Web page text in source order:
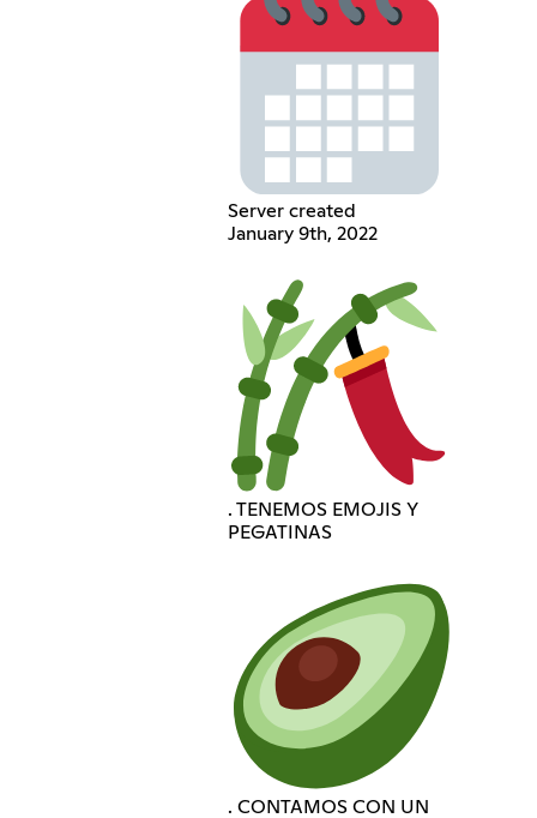
Server created
January 9th, 2022
. TENEMOS EMOJIS Y
PEGATINAS
. CONTAMOS CON UN